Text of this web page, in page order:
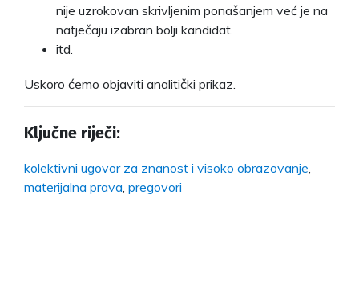
nije uzrokovan skrivljenim ponašanjem već je na
natječaju izabran bolji kandidat.
itd.
Uskoro ćemo objaviti analitički prikaz.
Ključne riječi:
kolektivni ugovor za znanost i visoko obrazovanje
materijalna prava pregovori